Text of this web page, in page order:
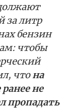
за литр
бензин
чтобы
чтона
не
пропадать